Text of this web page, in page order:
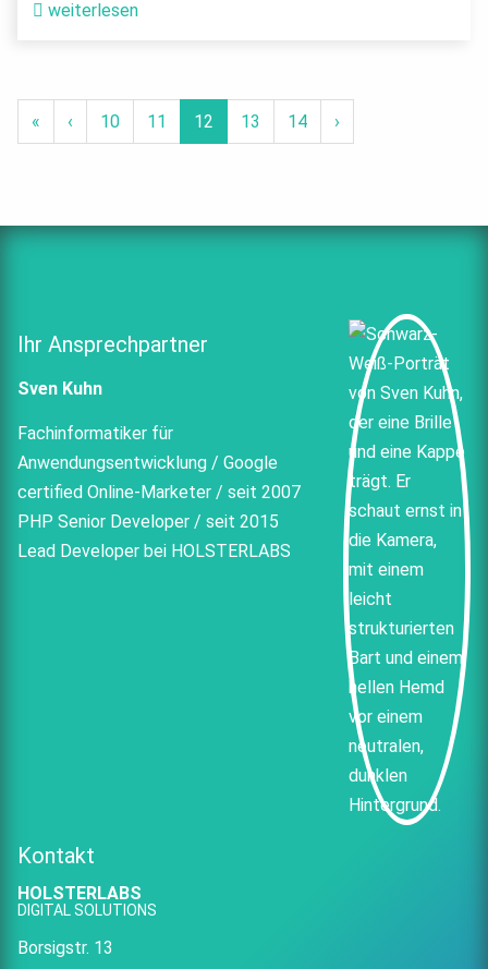
weiterlesen
« ‹ 10 11 12 13 14 ›
Ihr Ansprechpartner
Sven Kuhn
Fachinformatiker für
Anwendungsentwicklung / Google
certified Online-Marketer / seit 2007
PHP Senior Developer / seit 2015
Lead Developer bei HOLSTERLABS
Kontakt
HOLSTERLABS
DIGITAL SOLUTIONS
Borsigstr. 13